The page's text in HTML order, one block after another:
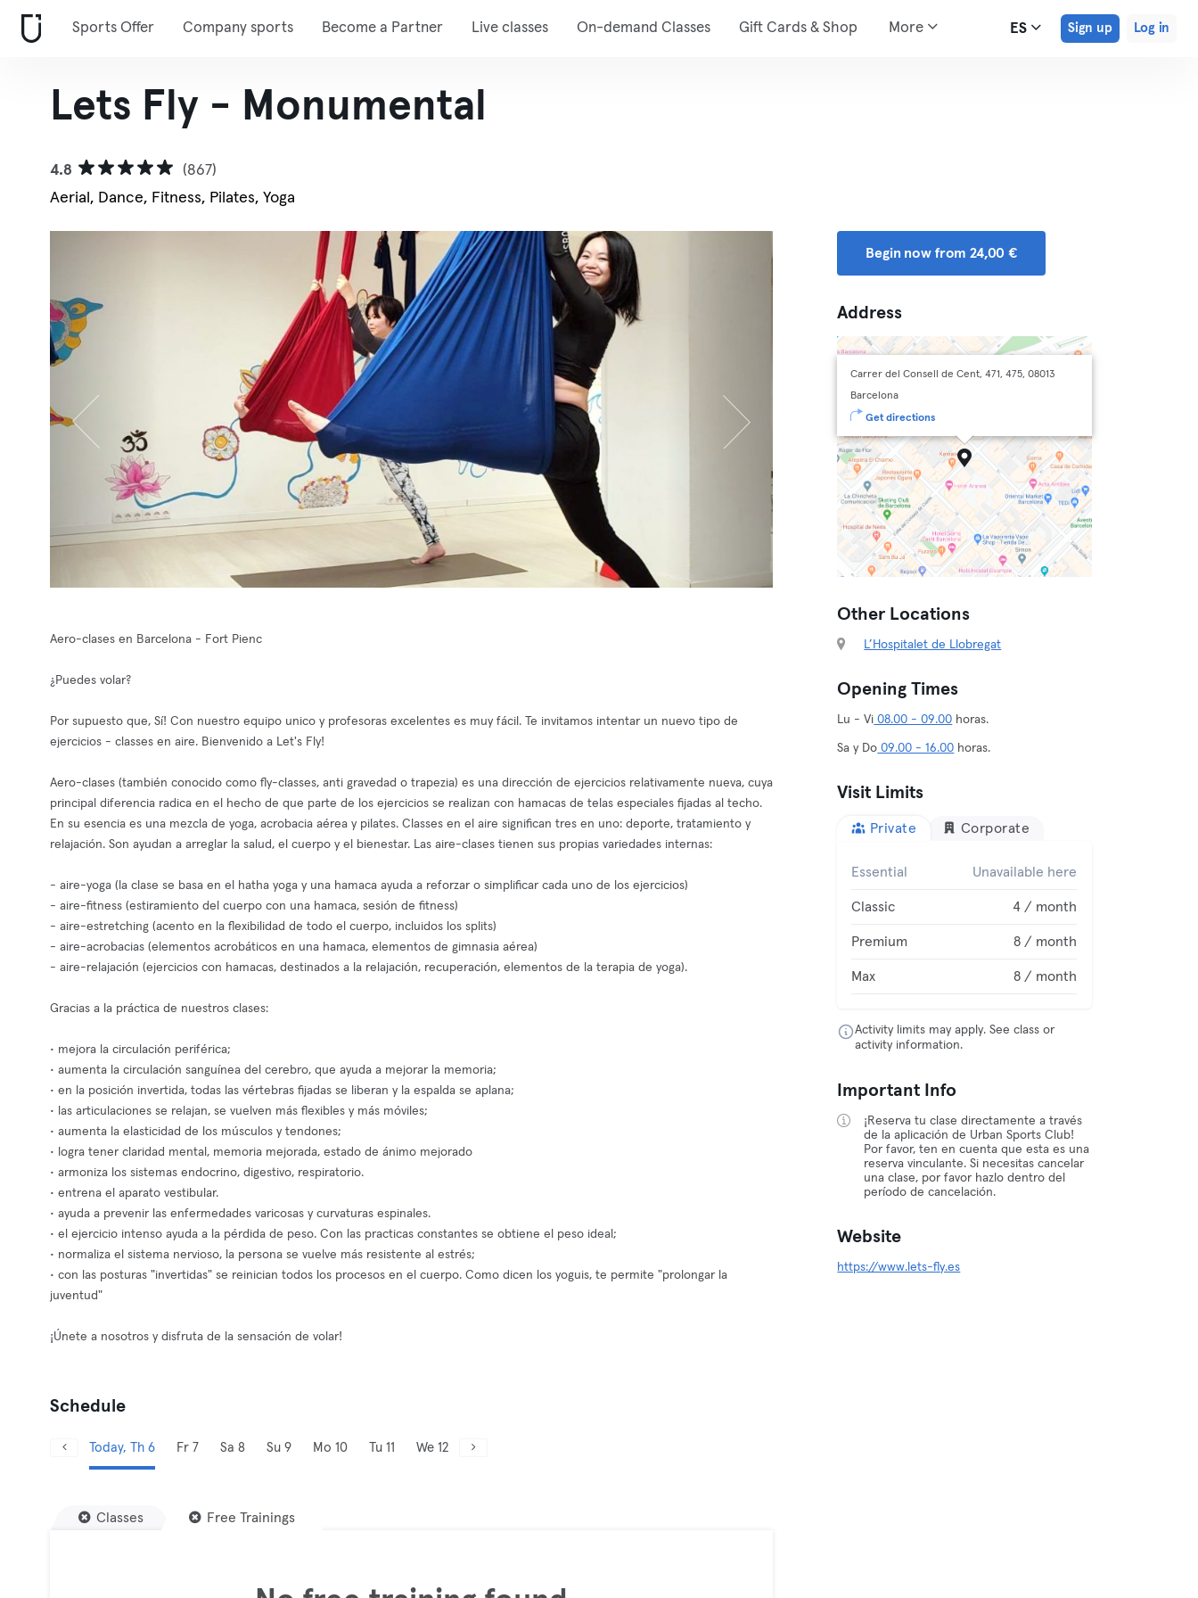
Sports Offer Company sports Become a Partner Live classes On-demand Classes Gift Cards & Shop More ES Sign up Log in
Lets Fly - Monumental
4.8
(867)
Aerial, Dance, Fitness, Pilates, Yoga
Aero-clases en Barcelona - Fort Pienc
¿Puedes volar?
Por supuesto que, Sí! Con nuestro equipo unico y profesoras excelentes es muy fácil. Te invitamos intentar un nuevo tipo de
ejercicios - classes en aire. Bienvenido a Let's Fly!
Aero-clases (también conocido como fly-classes, anti gravedad o trapezia) es una dirección de ejercicios relativamente nueva, cuya
principal diferencia radica en el hecho de que parte de los ejercicios se realizan con hamacas de telas especiales fijadas al techo.
En su esencia es una mezcla de yoga, acrobacia aérea y pilates. Classes en el aire significan tres en uno: deporte, tratamiento y
relajación. Son ayudan a arreglar la salud, el cuerpo y el bienestar. Las aire-clases tienen sus propias variedades internas:
- aire-yoga (la clase se basa en el hatha yoga y una hamaca ayuda a reforzar o simplificar cada uno de los ejercicios)
- aire-fitness (estiramiento del cuerpo con una hamaca, sesión de fitness)
- aire-estretching (acento en la flexibilidad de todo el cuerpo, incluidos los splits)
- aire-acrobacias (elementos acrobáticos en una hamaca, elementos de gimnasia aérea)
- aire-relajación (ejercicios con hamacas, destinados a la relajación, recuperación, elementos de la terapia de yoga).
Gracias a la práctica de nuestros clases:
• mejora la circulación periférica;
• aumenta la circulación sanguínea del cerebro, que ayuda a mejorar la memoria;
• en la posición invertida, todas las vértebras fijadas se liberan y la espalda se aplana;
• las articulaciones se relajan, se vuelven más flexibles y más móviles;
• aumenta la elasticidad de los músculos y tendones;
• logra tener claridad mental, memoria mejorada, estado de ánimo mejorado
• armoniza los sistemas endocrino, digestivo, respiratorio.
• entrena el aparato vestibular.
• ayuda a prevenir las enfermedades varicosas y curvaturas espinales.
• el ejercicio intenso ayuda a la pérdida de peso. Con las practicas constantes se obtiene el peso ideal;
• normaliza el sistema nervioso, la persona se vuelve más resistente al estrés;
• con las posturas "invertidas" se reinician todos los procesos en el cuerpo. Como dicen los yoguis, te permite "prolongar la
juventud"
¡Únete a nosotros y disfruta de la sensación de volar!
Schedule
Today, Th 6 Fr 7 Sa 8 Su 9 Mo 10 Tu 11 We 12
Classes Free Trainings
Begin now from 24,00 €
Address
Carrer del Consell de Cent, 471, 475, 08013
Barcelona
Get directions
Other Locations
L’Hospitalet de Llobregat
Opening Times
Lu - Vi 08.00 - 09.00 horas.
Sa y Do 09.00 - 16.00 horas.
Visit Limits
Private Corporate
Essential Unavailable here
Classic 4 / month
Premium 8 / month
Max 8 / month
Activity limits may apply. See class or
activity information.
Important Info
¡Reserva tu clase directamente a través
de la aplicación de Urban Sports Club!
Por favor, ten en cuenta que esta es una
reserva vinculante. Si necesitas cancelar
una clase, por favor hazlo dentro del
período de cancelación.
Website
https://www.lets-fly.es